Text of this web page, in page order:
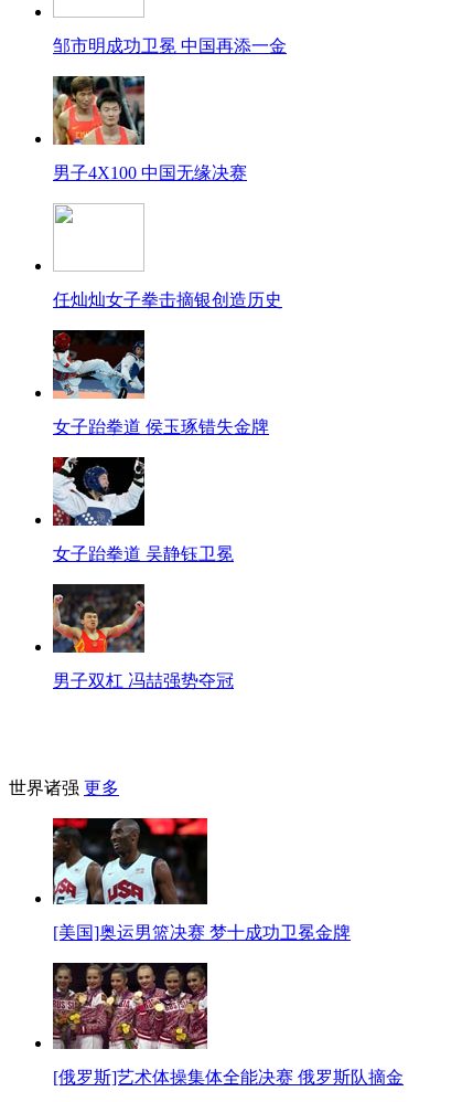
邹市明成功卫冕 中国再添一金
男子4X100 中国无缘决赛
任灿灿女子拳击摘银创造历史
女子跆拳道 侯玉琢错失金牌
女子跆拳道 吴静钰卫冕
男子双杠 冯喆强势夺冠
世界诸强 更多
[美国]奥运男篮决赛 梦十成功卫冕金牌
[俄罗斯]艺术体操集体全能决赛 俄罗斯队摘金